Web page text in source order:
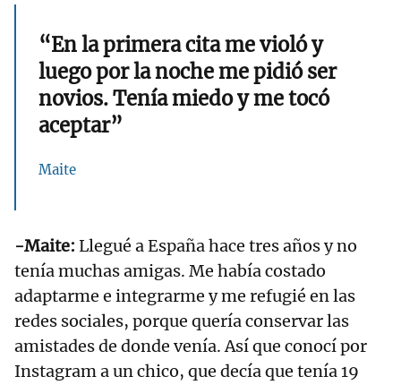
“En la primera cita me violó y
luego por la noche me pidió ser
novios. Tenía miedo y me tocó
aceptar”
Maite
-Maite: Llegué a España hace tres años y no
tenía muchas amigas. Me había costado
adaptarme e integrarme y me refugié en las
redes sociales, porque quería conservar las
amistades de donde venía. Así que conocí por
Instagram a un chico, que decía que tenía 19